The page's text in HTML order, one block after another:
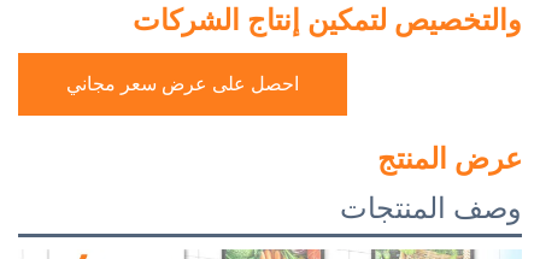
والتخصيص لتمكين إنتاج الشركات
احصل على عرض سعر مجاني
عرض المنتج
وصف المنتجات